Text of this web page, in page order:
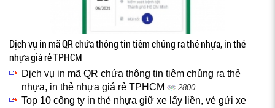
Dịch vụ in mã QR chứa thông tin tiêm chủng ra thẻ nhựa, in thẻ
nhựa giá rẻ TPHCM
Dịch vụ in mã QR chứa thông tin tiêm chủng ra thẻ
nhựa, in thẻ nhựa giá rẻ TPHCM
2800
Top 10 công ty in thẻ nhựa giữ xe lấy liền, vé gửi xe